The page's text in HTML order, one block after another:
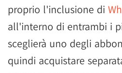
proprio l'inclusione di
all'interno di entrambi i
sceglierà uno degli
quindi acquistare